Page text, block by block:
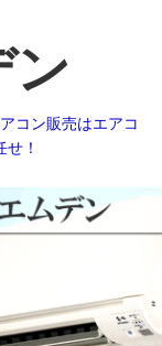
ン
コン販売はエアコ
！